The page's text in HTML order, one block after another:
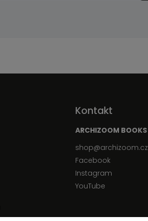
Kontakt
ARCHIZOOM BOOKS
shop@archizoom.cz
Facebook
Instagram
YouTube